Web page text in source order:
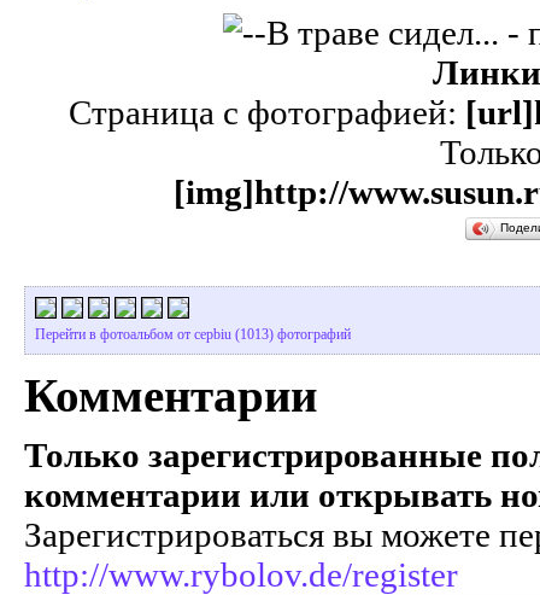
Страница с фотографией:
[img]http://
Перейти в фотоальбом от cepbiu (1013) фотографий
Комментарии
Только зарегистрированные
комментарии или открывать
Зарегистрироваться вы можете
http://www.rybolov.de/register